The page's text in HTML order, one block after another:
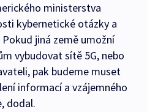
ministerstva
kybernetické otázky a
jiná země umožní
vybudovat sítě 5G, nebo
pak budeme muset
informací a vzájemného
dodal.